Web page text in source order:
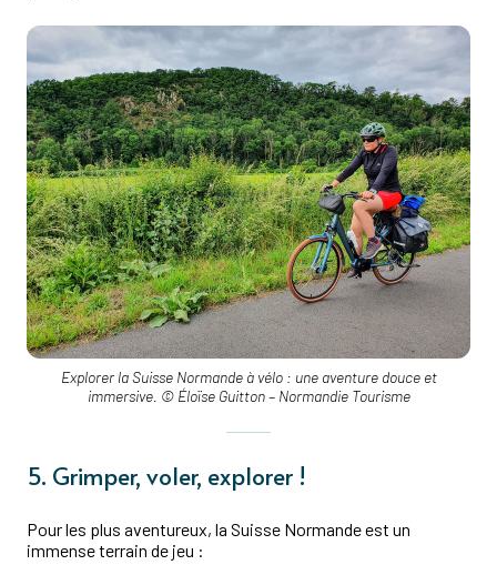
Explorer la Suisse Normande à vélo : une aventure douce et
immersive. © Éloïse Guitton – Normandie Tourisme
5. Grimper, voler, explorer !
Pour les plus aventureux, la Suisse Normande est un
immense terrain de jeu :